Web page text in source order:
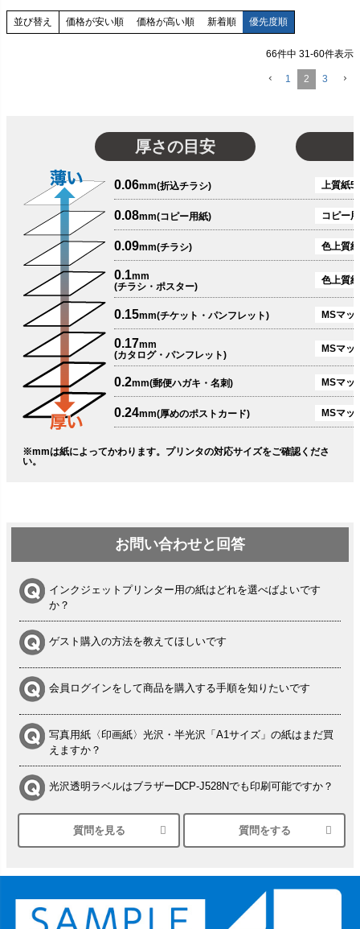
並び替え 価格が安い順 価格が高い順 新着順 優先度順
66件中 31 -60件表示
1 2 3
厚さの目安
0.06mm(折込チラシ) 上質紙
0.08mm(コピー用紙) コピー
0.09mm(チラシ) 色上質
0.1mm
(チラシ・ポスター)
色上質
0.15mm(チケット・パンフレット) MSマッ
0.17mm
(カタログ・パンフレット)
MSマッ
0.2mm(郵便ハガキ・名刺) MSマッ
0.24mm(厚めのポストカード) MSマッ
※mmは紙によってかわります。プリンタの対応サイズをご確認くださ
い。
お問い合わせと回答
インクジェットプリンター用の紙はどれを選べばよいです
か？
ゲスト購入の方法を教えてほしいです
会員ログインをして商品を購入する手順を知りたいです
写真用紙〈印画紙〉光沢・半光沢「A1サイズ」の紙はまだ買
えますか？
光沢透明ラベルはブラザーDCP-J528Nでも印刷可能ですか？
シルバーペーパーにEPSON EP-30VAで印刷するときの設定
は？
ーSC-P8050に対応してますか
質問を見る 質問をする